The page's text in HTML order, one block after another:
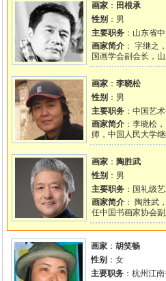
画家 ： 田根承
性别 ：男
主要职务 ：山东省
画家简介 ： 字继之
国画学会副会长，
画家 ：李晓松
性别 ：男
主要职务 ：中国艺
画家简介 ：李晓松
师，中国人民大学
画家 ： 陶胜武
性别 ：男
主要职务 ：国礼级
画家简介 ： 陶胜武
任中国书画家协会
画家 ：胡笑畅
性别 ：女
主要职务 ：杭州江